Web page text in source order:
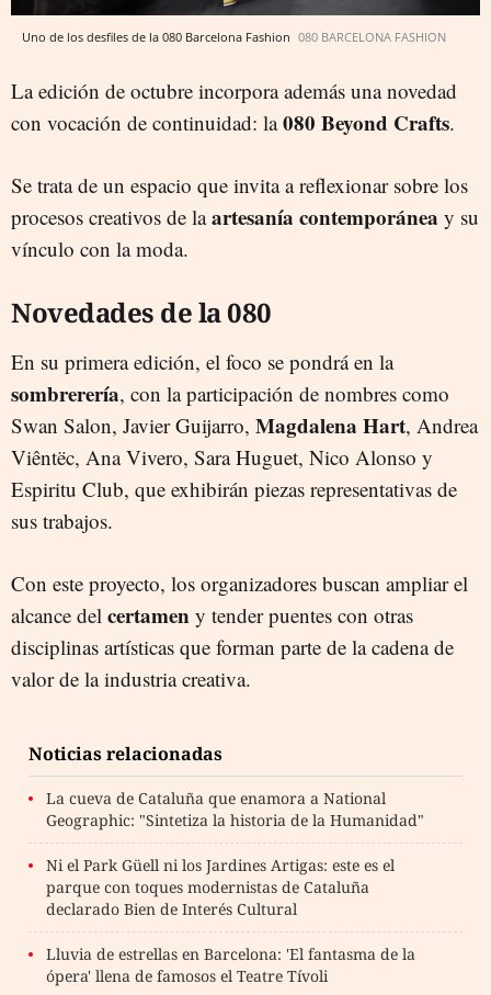
Uno de los desfiles de la 080 Barcelona Fashion 080 BARCELONA FASHION
La edición de octubre incorpora además una novedad
con vocación de continuidad: la080 Beyond Crafts.
Se trata de un espacio que invita a reflexionar sobre los
procesos creativos de laartesanía contemporánea y su
vínculo con la moda.
Novedades de la 080
En su primera edición, el foco se pondrá en la
sombrerería, con la participación de nombres como
Swan Salon, Javier Guijarro, Magdalena Hart, Andrea
Viêntëc, Ana Vivero, Sara Huguet, Nico Alonso y
Espiritu Club, que exhibirán piezas representativas de
sus trabajos.
Con este proyecto, los organizadores buscan ampliar el
alcance del certamen y tender puentes con otras
disciplinas artísticas que forman parte de la cadena de
valor de la industria creativa.
Noticias relacionadas
La cueva de Cataluña que enamora a National
Geographic: "Sintetiza la historia de la Humanidad"
Ni el Park Güell ni los Jardines Artigas: este es el
parque con toques modernistas de Cataluña
declarado Bien de Interés Cultural
Lluvia de estrellas en Barcelona: 'El fantasma de la
ópera' llena de famosos el Teatre Tívoli